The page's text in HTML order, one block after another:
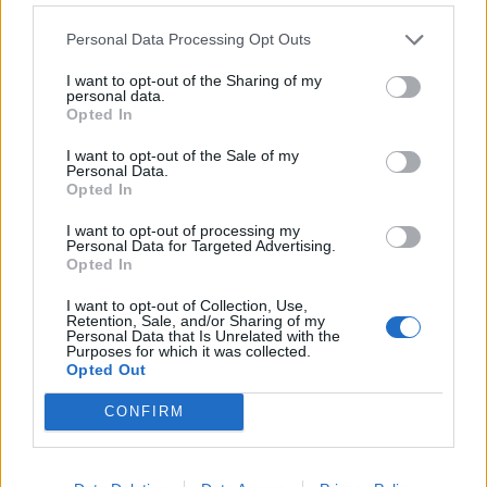
Personal Data Processing Opt Outs
I want to opt-out of the Sharing of my
personal data.
Opted In
I want to opt-out of the Sale of my
Personal Data.
Opted In
I want to opt-out of processing my
Personal Data for Targeted Advertising.
Opted In
I want to opt-out of Collection, Use,
Retention, Sale, and/or Sharing of my
Personal Data that Is Unrelated with the
Purposes for which it was collected.
Opted Out
CONFIRM
έκλεισε τον διακόπτη και μετά όλοι
παρακολουθούσαν τον Βινίσιους να τρέχει μόνος
του σε ανοιχτό γήπεδο.
προβλήματα έξω από το γήπεδο παρά για όσα
έγιναν μέσα.
Μίλαν–Γιουβέντους0-0 (2003)